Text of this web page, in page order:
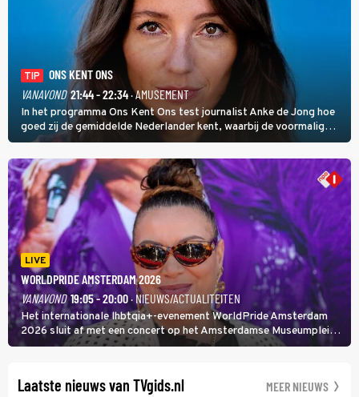
TIP
ONS KENT ONS
VANAVOND 21:44 - 22:34· AMUSEMENT
In het programma Ons Kent Ons test journalist Anke de Jong hoe
goed zij de gemiddelde Nederlander kent, waarbij de voormalig
hoofdredacteur van modebladen Glamour en Elle het samen met
rapper Keizer opneemt tegen Edson da Graça en Marc-Marie
Huijbregts.
LIVE
WORLDPRIDE AMSTERDAM 2026
VANAVOND 19:05 - 20:00· NIEUWS/ACTUALITEITEN
Het internationale lhbtqia+-evenement WorldPride Amsterdam
2026 sluit af met een concert op het Amsterdamse Museumplein.
Anita Doth is een van de optredende artiesten. In de jaren 90
Laatste nieuws van TVgids.nl MEER NIEUWS